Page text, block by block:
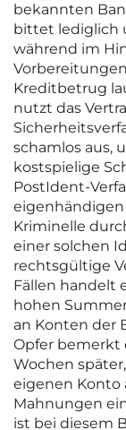
bekannten
bittet lediglich
während im
Kreditbetrug
nutzt das
schamlos aus,
kostspielige
PostIdent-
Kriminelle
einer solchen
rechtsgültige
Fällen handelt
hohen
an Konten der
Opfer bemerkt
Wochen
eigenen Konto
Mahnungen
ist bei diesem